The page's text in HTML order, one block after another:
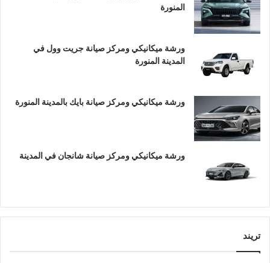
المنورة
ورشة ميكانيكي ومركز صيانة جريت وول في
المدينة المنورة
ورشة ميكانيكي ومركز صيانة بايك بالمدينة المنورة
ورشة ميكانيكي ومركز صيانة شانجان في المدينة
تريند